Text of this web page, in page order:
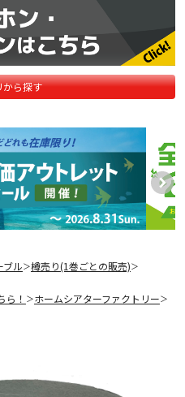
から探す
ブル＞樽売り(1巻ごとの販売)＞
ら！ ＞ホームシアターファクトリー＞